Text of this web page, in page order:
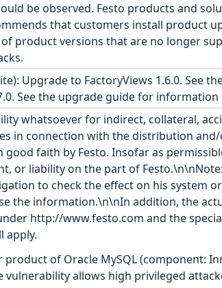
be observed. Festo products and
that customers install product
product versions that are no longer
Upgrade to FactoryViews 1.6.0.
See the upgrade guide for
whatsoever for indirect, collateral,
in connection with the distribution
faith by Festo. Insofar as
or liability on the part of
to check the effect on his system
the information.\n\nIn addition, the
http://www.festo.com and the
apply.
product of Oracle MySQL (component:
vulnerability allows high privileged